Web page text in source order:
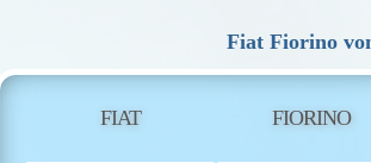
Fiat Fiorino
FIAT FIORINO